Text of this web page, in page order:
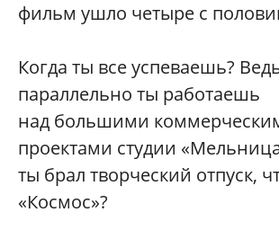
фильм ушло четыре с
Когда ты все успеваешь?
параллельно ты работаешь
над большими
проектами студии
ты брал творческий отпуск,
«Космос»?